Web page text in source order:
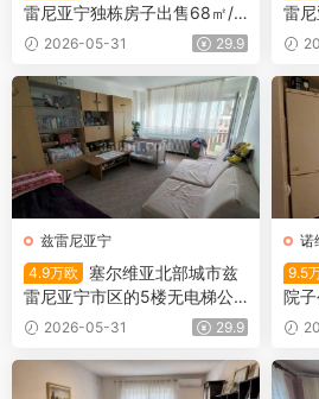
雷尼亚宁独栋房子出售68㎡/4
52㎡/6.5万欧
2026-05-31 29.9
雷尼
01
兹雷尼亚宁
4.9万欧
塞尔维亚北部城市兹
雷尼亚宁市区的5楼无电梯公
寓出售
2026-05-31 29.9
诺
9.5
院
万欧